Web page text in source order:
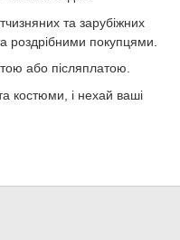
та зарубіжних
роздрібними покупцями.
або післяплатою.
костюми, і нехай ваші